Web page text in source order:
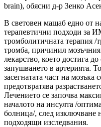
brain), обясни д-р Зенко
В световен мащаб едно от
терапевтични подходи за
тромболитичната терапия /
тромба, причинил
лекарство, което достига
запушването в артерията.
засегнатата част на мозъка
предотвратява
Лечението се започва
началото на инсулта /
болница/, след изключване
подходящи изследвания.